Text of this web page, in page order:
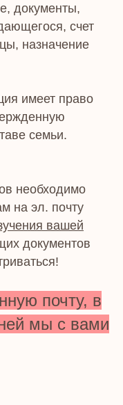
документы,
счет
назначение
имеет право
семьи.
необходимо
на эл. почту
вашей
документов
почту, в
мы с вами